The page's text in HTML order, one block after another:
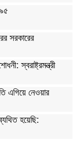
সরকারের
স্বরাষ্ট্রমন্ত্রী
এগিয়ে নেওয়ার
হয়েছি: